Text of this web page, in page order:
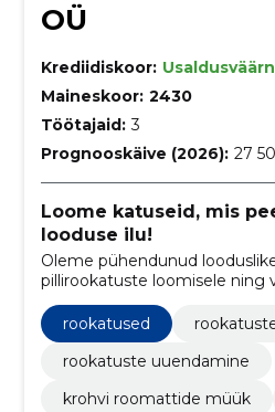
OÜ
Krediidiskoor:
Maineskoor: 2430
Töötajaid: 3
Prognooskäive (2026): 27
Loome katuseid, mis
looduse ilu!
Oleme pühendunud
pillirookatuste loomisele ning
kliendi soove ja vajadusi.
kogenud spetsialistidest, kes
tulemuse.
rookatused
rookatuste uuendamine
krohvi roomattide müük